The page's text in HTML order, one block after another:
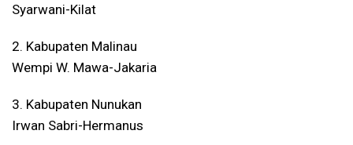
Syarwani-Kilat
2. Kabupaten Malinau
Wempi W. Mawa-Jakaria
3. Kabupaten Nunukan
Irwan Sabri-Hermanus